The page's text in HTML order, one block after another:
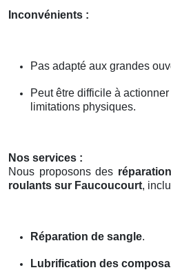
Inconvénients :
Pas adapté aux grandes
Peut être difficile à
limitations physiques.
Nos services :
Nous proposons des
roulants sur Faucoucourt,
Réparation de sangle.
Lubrification des